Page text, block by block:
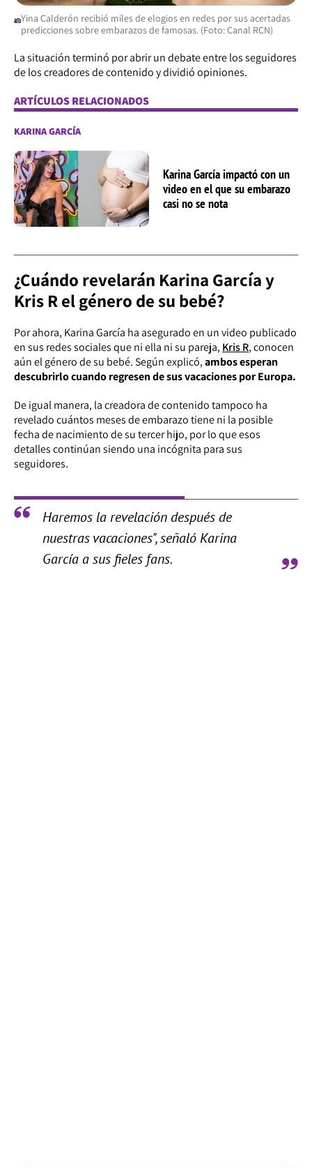
Yina Calderón recibió miles de elogios en redes por sus acertadas
predicciones sobre embarazos de famosas. (Foto: Canal RCN)
La situación terminó por abrir un debate entre los seguidores
de los creadores de contenido y dividió opiniones.
ARTÍCULOS RELACIONADOS
KARINA GARCÍA
Karina García impactó con un
video en el que su embarazo
casi no se nota
¿Cuándo revelarán Karina García y
Kris R el género de su bebé?
Por ahora, Karina García ha asegurado en un video publicado
en sus redes sociales que ni ella ni su pareja, Kris R, conocen
aún el género de su bebé. Según explicó,ambos esperan
descubrirlo cuando regresen de sus vacaciones por Europa.
De igual manera, la creadora de contenido tampoco ha
revelado cuántos meses de embarazo tiene ni la posible
fecha de nacimiento de su tercer hijo, por lo que esos
detalles continúan siendo una incógnita para sus
seguidores.
Haremos la revelación después de
nuestras vacaciones", señaló Karina
García a sus fieles fans.